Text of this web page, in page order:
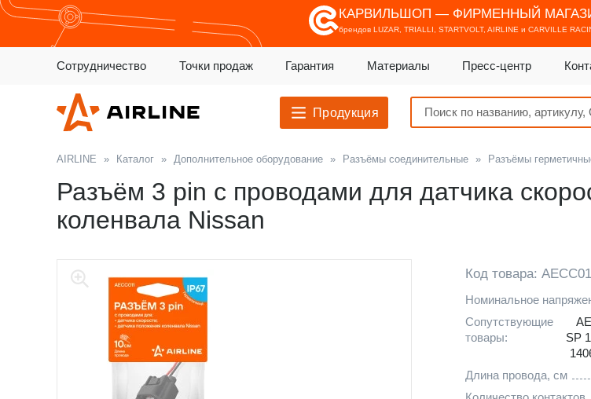
КАРВИЛЬШОП — ФИРМЕННЫЙ
брендов LUZAR, TRIALLI, STARTVOLT, AIRLINE и CARVILLE
Сотрудничество Точки продаж Гарантия Материалы Пресс-центр
Продукция
AIRLINE » Каталог » Дополнительное оборудование » Разъёмы соединительные » Разъёмы
Разъём 3 pin с проводами для датчика
коленвала Nissan
Код товара:
Номинальное
Сопутствующие
товары:
SP
Длина провода, см